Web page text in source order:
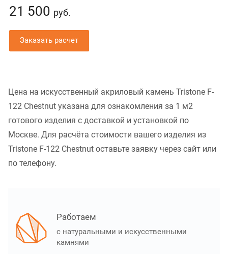
21 500 руб.
Заказать расчет
Цена на искусственный акриловый камень Tristone F-
122 Chestnut указана для ознакомления за 1 м2
готового изделия с доставкой и установкой по
Москве. Для расчёта стоимости вашего изделия из
Tristone F-122 Chestnut оставьте заявку через сайт или
по телефону.
Работаем
с натуральными и искусственными
камнями